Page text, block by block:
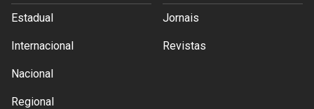
Estadual
Internacional
Nacional
Regional
Jornais
Revistas